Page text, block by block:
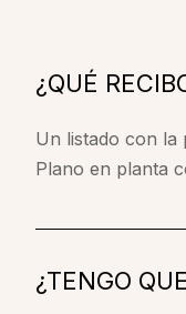
¿QUÉ
Un listado con la
Plano en planta
¿TENGO